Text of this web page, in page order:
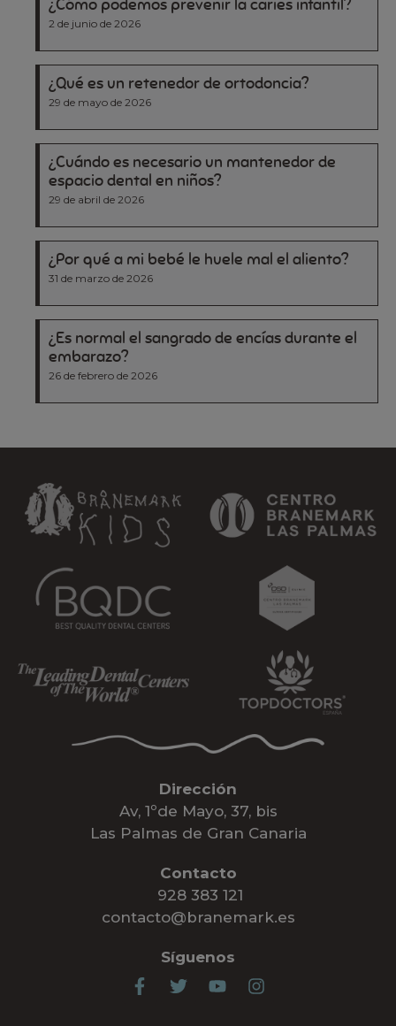
¿Cómo podemos prevenir la caries infantil?
2 de junio de 2026
¿Qué es un retenedor de ortodoncia?
29 de mayo de 2026
¿Cuándo es necesario un mantenedor de
espacio dental en niños?
29 de abril de 2026
¿Por qué a mi bebé le huele mal el aliento?
31 de marzo de 2026
¿Es normal el sangrado de encías durante el
embarazo?
26 de febrero de 2026
Dirección
Av, 1ºde Mayo, 37, bis
Las Palmas de Gran Canaria
Contacto
928 383 121
contacto@branemark.es
Síguenos